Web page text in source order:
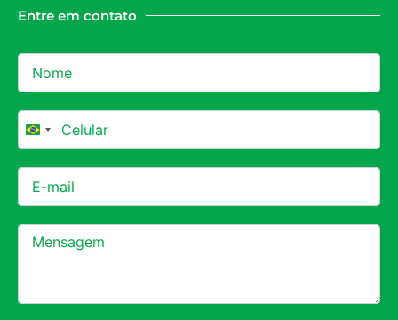
Entre em contato
Brazil +55